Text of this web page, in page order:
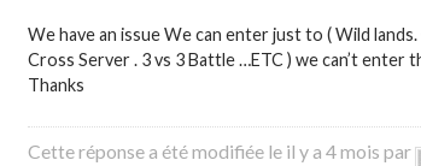
We have an issue We can enter just to ( Wild
Cross Server . 3 vs 3 Battle …ETC ) we can’t enter
Thanks
Cette réponse a été modifiée le il y a 4 mois par